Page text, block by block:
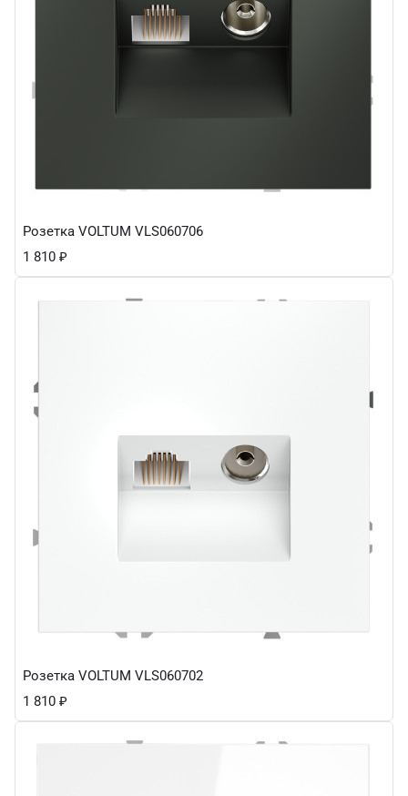
Розетка VOLTUM VLS060706
1 810 ₽
Розетка VOLTUM VLS060702
1 810 ₽